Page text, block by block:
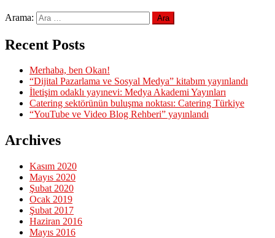
Arama:
Recent Posts
Merhaba, ben Okan!
“Dijital Pazarlama ve Sosyal Medya” kitabım yayınlandı
İletişim odaklı yayınevi: Medya Akademi Yayınları
Catering sektörünün buluşma noktası: Catering Türkiye
“YouTube ve Video Blog Rehberi” yayınlandı
Archives
Kasım 2020
Mayıs 2020
Şubat 2020
Ocak 2019
Şubat 2017
Haziran 2016
Mayıs 2016